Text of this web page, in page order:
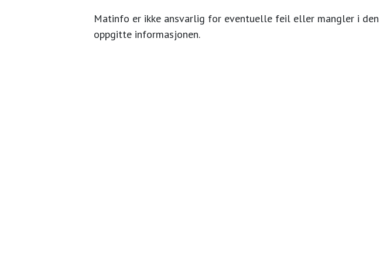
Matinfo er ikke ansvarlig for eventuelle feil eller mangler i den
oppgitte informasjonen.